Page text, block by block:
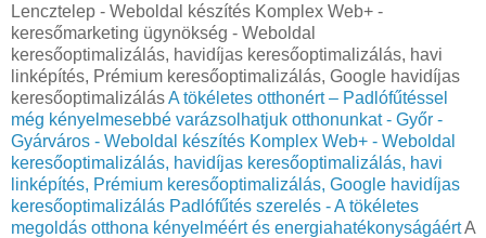
Lencztelep - Weboldal készítés Komplex Web+ -
keresőmarketing ügynökség - Weboldal
keresőoptimalizálás, havidíjas keresőoptimalizálás, havi
linképítés, Prémium keresőoptimalizálás, Google havidíjas
keresőoptimalizálásA tökéletes otthonért – Padlófűtéssel
még kényelmesebbé varázsolhatjuk otthonunkat - Győr -
Gyárváros - Weboldal készítés Komplex Web+ - Weboldal
keresőoptimalizálás, havidíjas keresőoptimalizálás, havi
linképítés, Prémium keresőoptimalizálás, Google havidíjas
keresőoptimalizálás Padlófűtés szerelés - A tökéletes
megoldás otthona kényelméért és energiahatékonyságáértA